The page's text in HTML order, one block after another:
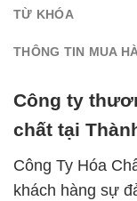
TỪ KHÓA
THÔNG TIN MUA
Công ty
chất tại
Công Ty Hóa
khách hàng sự